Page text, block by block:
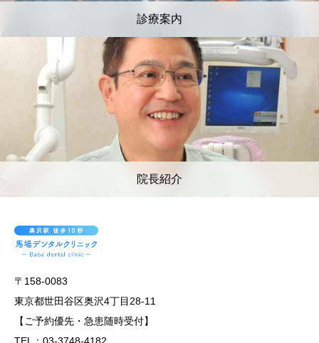
診療案内
院長紹介
〒158-0083
東京都世田谷区奥沢4丁目28-11
【ご予約優先・急患随時受付】